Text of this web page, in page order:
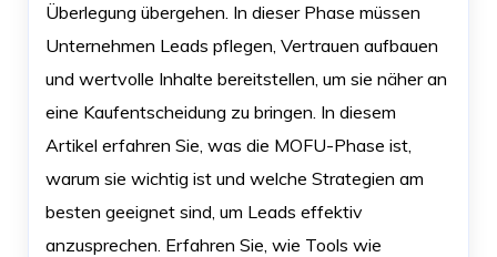
Überlegung übergehen. In dieser Phase müssen
Unternehmen Leads pflegen, Vertrauen aufbauen
und wertvolle Inhalte bereitstellen, um sie näher an
eine Kaufentscheidung zu bringen. In diesem
Artikel erfahren Sie, was die MOFU-Phase ist,
warum sie wichtig ist und welche Strategien am
besten geeignet sind, um Leads effektiv
anzusprechen. Erfahren Sie, wie Tools wie